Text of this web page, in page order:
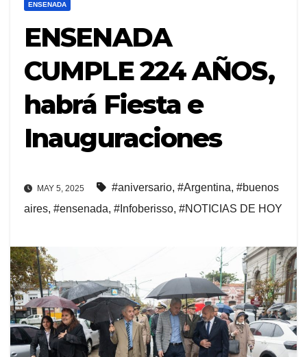
ENSENADA
ENSENADA
CUMPLE 224 AÑOS,
habrá Fiesta e
Inauguraciones
MAY 5, 2025 #aniversario, #Argentina, #buenos
aires, #ensenada, #Infoberisso, #NOTICIAS DE HOY